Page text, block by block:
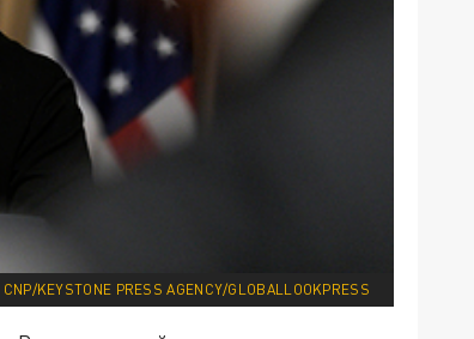
KEYSTONE PRESS AGENCY/GLOBALLOOKPRESS